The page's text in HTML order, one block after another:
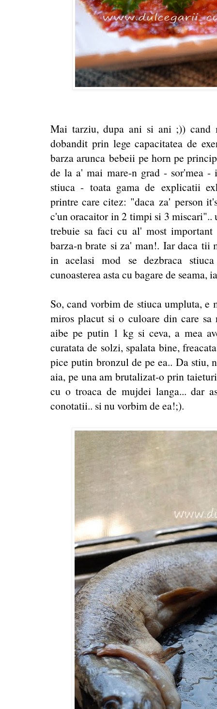
Mai tarziu, dupa ani si ani ;)) cand
dobandit prin lege capacitatea de
barza arunca bebeii pe horn pe
de la a' mai mare-n grad - sor'mea
stiuca - toata gama de explicatii
printre care citez: "daca za' person
c'un oracaitor in 2 timpi si 3
trebuie sa faci cu al' most important
barza-n brate si za' man!. Iar daca tii
in acelasi mod se dezbraca
cunoasterea asta cu bagare de
So, cand vorbim de stiuca umpluta, e
miros placut si o culoare din care sa
aibe pe putin 1 kg si ceva, a mea
curatata de solzi, spalata bine,
pice putin bronzul de pe ea.. Da stiu,
aia, pe una am brutalizat-o prin
cu o troaca de mujdei langa... dar
conotatii.. si nu vorbim de ea!;).